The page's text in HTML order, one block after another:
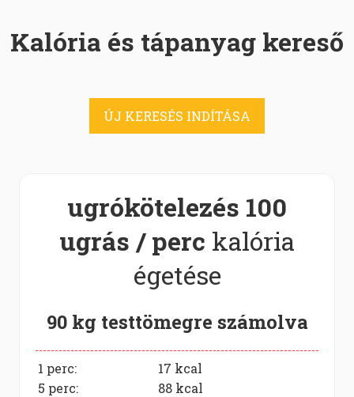
Kalória és tápanyag kereső
ÚJ KERESÉS INDÍTÁSA
ugrókötelezés 100
ugrás / perc kalória
égetése
90 kg testtömegre számolva
1 perc: 17 kcal
5 perc:
88 kcal